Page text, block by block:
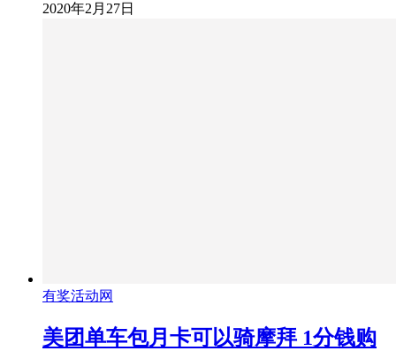
2020年2月27日
有奖活动网
美团单车包月卡可以骑摩拜 1分钱购